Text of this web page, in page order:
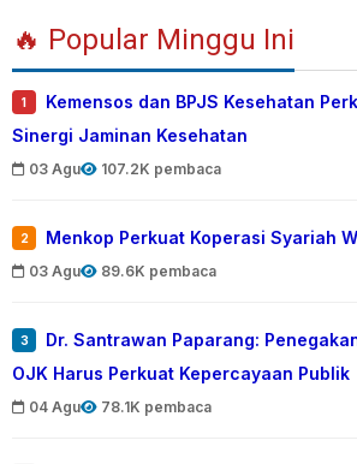
🔥 Popular Minggu Ini
1
Kemensos dan BPJS Kesehatan
Sinergi Jaminan Kesehatan
03 Agu 107.2K pembaca
2 Menkop Perkuat Koperasi Syariah
03 Agu 89.6K pembaca
3
Dr. Santrawan Paparang:
OJK Harus Perkuat Kepercayaan Publik
04 Agu 78.1K pembaca